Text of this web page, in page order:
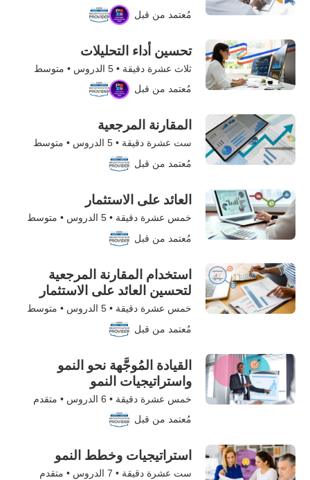
مُعتمد من قبل
تحسين أداء التحليلات
ثلاث عشرة دقيقة •5 الدروس • متوسط
مُعتمد من قبل
المقارنة المرجعية
ست عشرة دقيقة •5 الدروس • متوسط
مُعتمد من قبل
العائد على الاستثمار
خمس عشرة دقيقة •5 الدروس • متوسط
مُعتمد من قبل
استخدام المقارنة المرجعية
لتحسين العائد على الاستثمار
خمس عشرة دقيقة •5 الدروس • متوسط
مُعتمد من قبل
القيادة المُوجَّهة نحو النمو
واستراتيجيات النمو
خمس عشرة دقيقة • 6 الدروس • متقدم
مُعتمد من قبل
استراتيجيات وخطط النمو
ست عشرة دقيقة • 7 الدروس • متقدم